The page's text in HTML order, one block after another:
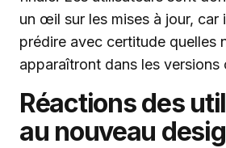
un œil sur les mises à jour, car
prédire avec certitude quelles
apparaîtront dans les versions
Réactions des
au nouveau